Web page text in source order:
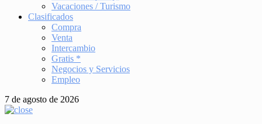
Vacaciones / Turismo
Clasificados
Compra
Venta
Intercambio
Gratis *
Negocios y Servicios
Empleo
7 de agosto de 2026